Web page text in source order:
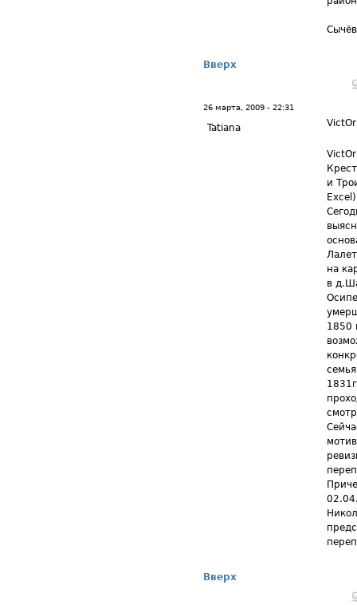
Вверх
26 марта, 2009 - 22:31
Tatiana
и
на
в
1850
Вверх